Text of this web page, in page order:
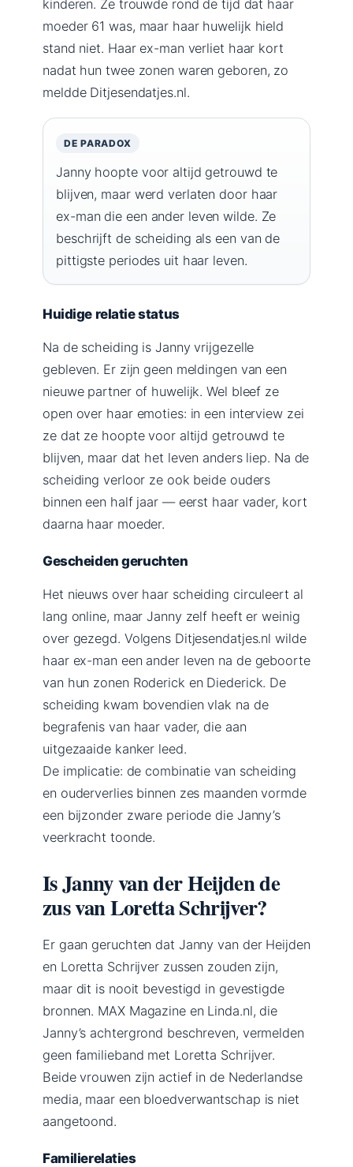
kinderen. Ze trouwde rond de tijd dat haar
moeder 61 was, maar haar huwelijk hield
stand niet. Haar ex-man verliet haar kort
nadat hun twee zonen waren geboren, zo
meldde Ditjesendatjes.nl.
DE PARADOX
Janny hoopte voor altijd getrouwd te
blijven, maar werd verlaten door haar
ex-man die een ander leven wilde. Ze
beschrijft de scheiding als een van de
pittigste periodes uit haar leven.
Huidige relatie status
Na de scheiding is Janny vrijgezelle
gebleven. Er zijn geen meldingen van een
nieuwe partner of huwelijk. Wel bleef ze
open over haar emoties: in een interview zei
ze dat ze hoopte voor altijd getrouwd te
blijven, maar dat het leven anders liep. Na de
scheiding verloor ze ook beide ouders
binnen een half jaar — eerst haar vader, kort
daarna haar moeder.
Gescheiden geruchten
Het nieuws over haar scheiding circuleert al
lang online, maar Janny zelf heeft er weinig
over gezegd. Volgens Ditjesendatjes.nl wilde
haar ex-man een ander leven na de geboorte
van hun zonen Roderick en Diederick. De
scheiding kwam bovendien vlak na de
begrafenis van haar vader, die aan
uitgezaaide kanker leed.
De implicatie: de combinatie van scheiding
en ouderverlies binnen zes maanden vormde
een bijzonder zware periode die Janny’s
veerkracht toonde.
Is Janny van der Heijden de
zus van Loretta Schrijver?
Er gaan geruchten dat Janny van der Heijden
en Loretta Schrijver zussen zouden zijn,
maar dit is nooit bevestigd in gevestigde
bronnen. MAX Magazine en Linda.nl, die
Janny’s achtergrond beschreven, vermelden
geen familieband met Loretta Schrijver.
Beide vrouwen zijn actief in de Nederlandse
media, maar een bloedverwantschap is niet
aangetoond.
Familierelaties